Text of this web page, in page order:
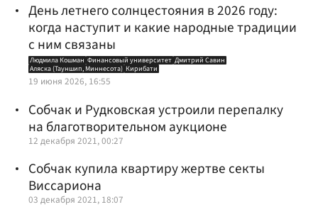
День летнего солнцестояния в 2026 году:
когда наступит и какие народные традиции
с ним связаны
Людмила Кошман Финансовый университет Дмитрий Савин
Аляска (Тауншип, Миннесота) Кирибати
19 июня 2026, 16:55
Собчак и Рудковская устроили перепалку
на благотворительном аукционе
12 декабря 2021, 00:27
Собчак купила квартиру жертве секты
Виссариона
03 декабря 2021, 18:07